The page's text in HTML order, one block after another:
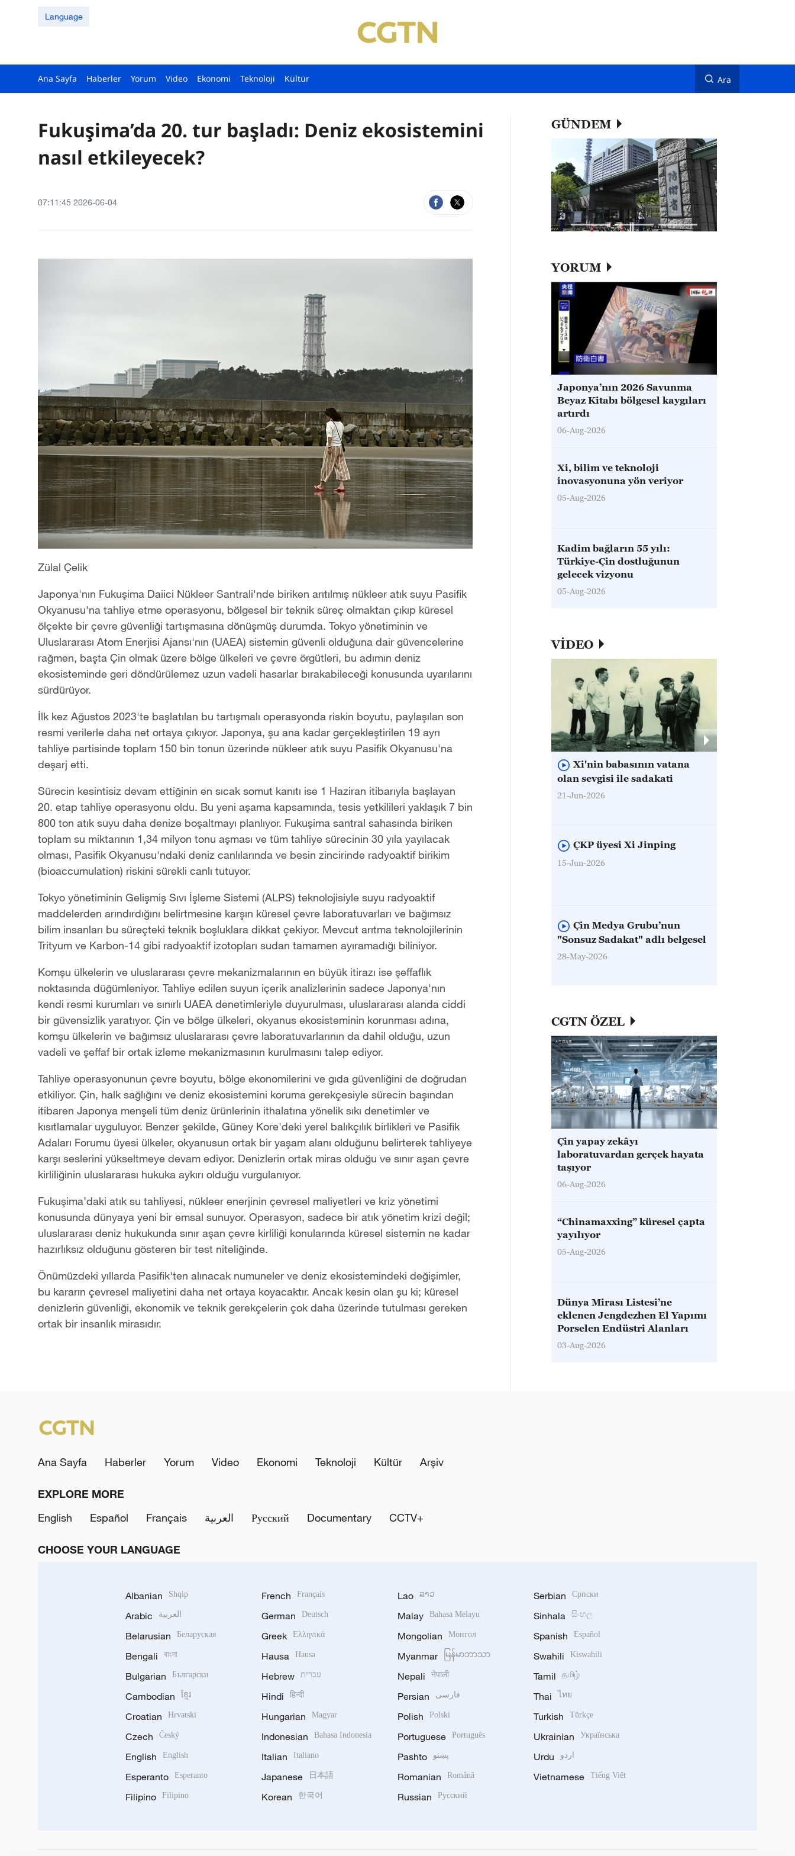
Language
Ana Sayfa Haberler Yorum Video Ekonomi Teknoloji Kültür Ara
Fukuşima’da 20. tur başladı: Deniz ekosistemini
nasıl etkileyecek?
07:11:45 2026-06-04
Zülal Çelik
Japonya'nın Fukuşima Daiici Nükleer Santrali'nde biriken arıtılmış nükleer atık suyu Pasifik
Okyanusu'na tahliye etme operasyonu, bölgesel bir teknik süreç olmaktan çıkıp küresel
ölçekte bir çevre güvenliği tartışmasına dönüşmüş durumda. Tokyo yönetiminin ve
Uluslararası Atom Enerjisi Ajansı'nın (UAEA) sistemin güvenli olduğuna dair güvencelerine
rağmen, başta Çin olmak üzere bölge ülkeleri ve çevre örgütleri, bu adımın deniz
ekosisteminde geri döndürülemez uzun vadeli hasarlar bırakabileceği konusunda uyarılarını
sürdürüyor.
İlk kez Ağustos 2023'te başlatılan bu tartışmalı operasyonda riskin boyutu, paylaşılan son
resmi verilerle daha net ortaya çıkıyor. Japonya, şu ana kadar gerçekleştirilen 19 ayrı
tahliye partisinde toplam 150 bin tonun üzerinde nükleer atık suyu Pasifik Okyanusu'na
deşarj etti.
Sürecin kesintisiz devam ettiğinin en sıcak somut kanıtı ise 1 Haziran itibarıyla başlayan
20. etap tahliye operasyonu oldu. Bu yeni aşama kapsamında, tesis yetkilileri yaklaşık 7 bin
800 ton atık suyu daha denize boşaltmayı planlıyor. Fukuşima santral sahasında biriken
toplam su miktarının 1,34 milyon tonu aşması ve tüm tahliye sürecinin 30 yıla yayılacak
olması, Pasifik Okyanusu'ndaki deniz canlılarında ve besin zincirinde radyoaktif birikim
(bioaccumulation) riskini sürekli canlı tutuyor.
Tokyo yönetiminin Gelişmiş Sıvı İşleme Sistemi (ALPS) teknolojisiyle suyu radyoaktif
maddelerden arındırdığını belirtmesine karşın küresel çevre laboratuvarları ve bağımsız
bilim insanları bu süreçteki teknik boşluklara dikkat çekiyor. Mevcut arıtma teknolojilerinin
Trityum ve Karbon-14 gibi radyoaktif izotopları sudan tamamen ayıramadığı biliniyor.
Komşu ülkelerin ve uluslararası çevre mekanizmalarının en büyük itirazı ise şeffaflık
noktasında düğümleniyor. Tahliye edilen suyun içerik analizlerinin sadece Japonya'nın
kendi resmi kurumları ve sınırlı UAEA denetimleriyle duyurulması, uluslararası alanda ciddi
bir güvensizlik yaratıyor. Çin ve bölge ülkeleri, okyanus ekosisteminin korunması adına,
komşu ülkelerin ve bağımsız uluslararası çevre laboratuvarlarının da dahil olduğu, uzun
vadeli ve şeffaf bir ortak izleme mekanizmasının kurulmasını talep ediyor.
Tahliye operasyonunun çevre boyutu, bölge ekonomilerini ve gıda güvenliğini de doğrudan
etkiliyor. Çin, halk sağlığını ve deniz ekosistemini koruma gerekçesiyle sürecin başından
itibaren Japonya menşeli tüm deniz ürünlerinin ithalatına yönelik sıkı denetimler ve
kısıtlamalar uyguluyor. Benzer şekilde, Güney Kore'deki yerel balıkçılık birlikleri ve Pasifik
Adaları Forumu üyesi ülkeler, okyanusun ortak bir yaşam alanı olduğunu belirterek tahliyeye
karşı seslerini yükseltmeye devam ediyor. Denizlerin ortak miras olduğu ve sınır aşan çevre
kirliliğinin uluslararası hukuka aykırı olduğu vurgulanıyor.
Fukuşima’daki atık su tahliyesi, nükleer enerjinin çevresel maliyetleri ve kriz yönetimi
konusunda dünyaya yeni bir emsal sunuyor. Operasyon, sadece bir atık yönetim krizi değil;
uluslararası deniz hukukunda sınır aşan çevre kirliliği konularında küresel sistemin ne kadar
hazırlıksız olduğunu gösteren bir test niteliğinde.
Önümüzdeki yıllarda Pasifik'ten alınacak numuneler ve deniz ekosistemindeki değişimler,
bu kararın çevresel maliyetini daha net ortaya koyacaktır. Ancak kesin olan şu ki; küresel
denizlerin güvenliği, ekonomik ve teknik gerekçelerin çok daha üzerinde tutulması gereken
ortak bir insanlık mirasıdır.
GÜNDEM
YORUM
Japonya’nın 2026 Savunma
Beyaz Kitabı bölgesel kaygıları
artırdı
06-Aug-2026
Xi, bilim ve teknoloji
inovasyonuna yön veriyor
05-Aug-2026
Kadim bağların 55 yılı:
Türkiye-Çin dostluğunun
gelecek vizyonu
05-Aug-2026
VİDEO
Xi'nin babasının vatana
olan sevgisi ile sadakati
21-Jun-2026
ÇKP üyesi Xi Jinping
15-Jun-2026
Çin Medya Grubu’nun
"Sonsuz Sadakat" adlı belgesel
28-May-2026
CGTN ÖZEL
Çin yapay zekâyı
laboratuvardan gerçek hayata
taşıyor
06-Aug-2026
“Chinamaxxing” küresel çapta
yayılıyor
05-Aug-2026
Dünya Mirası Listesi’ne
eklenen Jengdezhen El Yapımı
Porselen Endüstri Alanları
03-Aug-2026
Ana Sayfa Haberler Yorum Video Ekonomi Teknoloji Kültür Arşiv
EXPLORE MORE
English
Español Français العربية Русский Documentary CCTV+
CHOOSE YOUR LANGUAGE
Albanian Shqip
Arabic العربية
Belarusian Беларуская
Bengali বাংলা
Bulgarian Български
Cambodian ខ្មែរ
Croatian Hrvatski
Czech Český
English English
Esperanto Esperanto
Filipino Filipino
French Français
German Deutsch
Greek Ελληνικά
Hausa Hausa
Hebrew עברית
Hindi हिन्दी
Hungarian Magyar
Indonesian Bahasa Indonesia
Italian Italiano
Japanese 日本語
Korean 한국어
Lao ລາວ
Malay Bahasa Melayu
Mongolian Монгол
Myanmar မြန်မာဘာသာ
Nepali नेपाली
Persian فارسی
Polish Polski
Portuguese Português
Pashto پښتو
Romanian Română
Russian Русский
Serbian Српски
Sinhala සිංහල
Spanish Español
Swahili Kiswahili
Tamil தமிழ்
Thai ไทย
Turkish Türkçe
Ukrainian Українська
Urdu اردو
Vietnamese Tiếng Việt